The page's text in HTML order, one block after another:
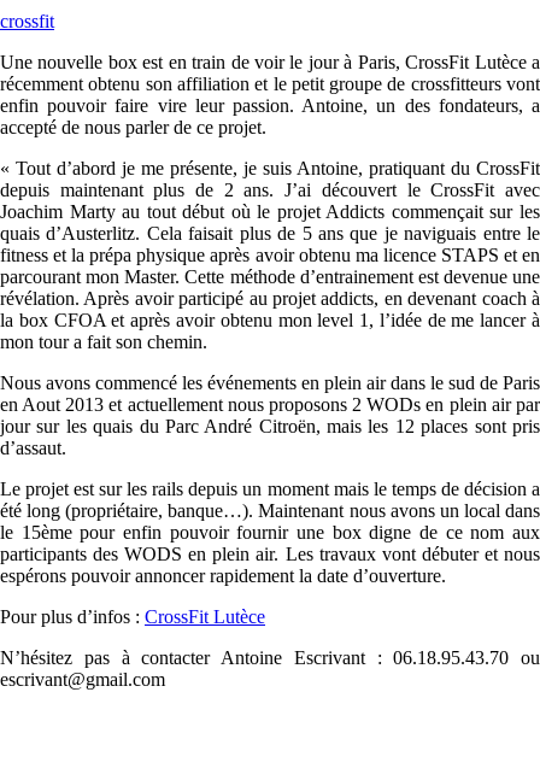
crossfit
Une nouvelle box est en train de voir le jour à Paris, CrossFit Lutèce a
récemment obtenu son affiliation et le petit groupe de crossfitteurs vont
enfin pouvoir faire vire leur passion. Antoine, un des fondateurs, a
accepté de nous parler de ce projet.
« Tout d’abord je me présente, je suis Antoine, pratiquant du CrossFit
depuis maintenant plus de 2 ans. J’ai découvert le CrossFit avec
Joachim Marty au tout début où le projet Addicts commençait sur les
quais d’Austerlitz. Cela faisait plus de 5 ans que je naviguais entre le
fitness et la prépa physique après avoir obtenu ma licence STAPS et en
parcourant mon Master. Cette méthode d’entrainement est devenue une
révélation. Après avoir participé au projet addicts, en devenant coach à
la box CFOA et après avoir obtenu mon level 1, l’idée de me lancer à
mon tour a fait son chemin.
Nous avons commencé les événements en plein air dans le sud de Paris
en Aout 2013 et actuellement nous proposons 2 WODs en plein air par
jour sur les quais du Parc André Citroën, mais les 12 places sont pris
d’assaut.
Le projet est sur les rails depuis un moment mais le temps de décision a
été long (propriétaire, banque…). Maintenant nous avons un local dans
le 15ème pour enfin pouvoir fournir une box digne de ce nom aux
participants des WODS en plein air. Les travaux vont débuter et nous
espérons pouvoir annoncer rapidement la date d’ouverture.
Pour plus d’infos : CrossFit Lutèce
N’hésitez pas à contacter Antoine Escrivant : 06.18.95.43.70 ou
escrivant@gmail.com